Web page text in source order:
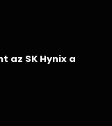
az SK Hynix a